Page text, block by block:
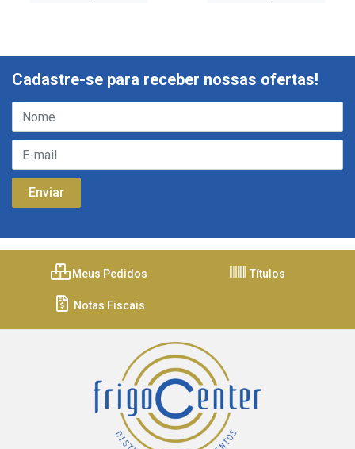
Cadastre-se para receber nossas ofertas!
Meus Pedidos Títulos
Notas Fiscais